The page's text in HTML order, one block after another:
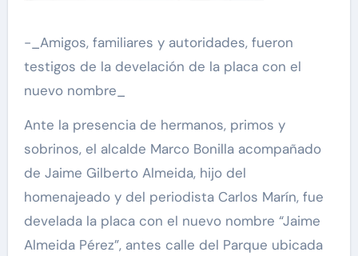
-_Amigos, familiares y autoridades, fueron
testigos de la develación de la placa con el
nuevo nombre_
Ante la presencia de hermanos, primos y
sobrinos, el alcalde Marco Bonilla acompañado
de Jaime Gilberto Almeida, hijo del
homenajeado y del periodista Carlos Marín, fue
develada la placa con el nuevo nombre “Jaime
Almeida Pérez”, antes calle del Parque ubicada